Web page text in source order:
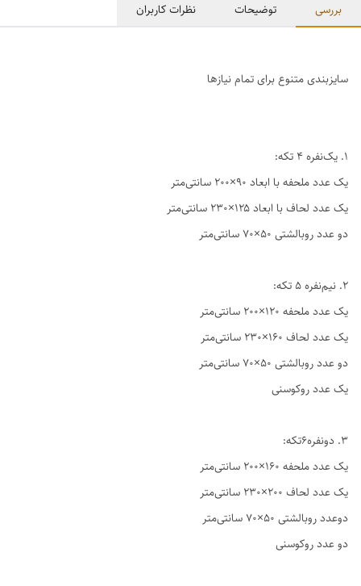
بررسی توضیحات نظرات کاربران
سایزبندی متنوع برای تمام نیازها
1. یک‌نفره ۴ تکه:
یک عدد ملحفه با ابعاد ۹۰×۲۰۰ سانتی‌متر
یک عدد لحاف با ابعاد ۱۲۵×۲۳۰ سانتی‌متر
دو عدد روبالشتی ۵۰×۷۰ سانتی‌متر
2. نیم‌نفره ۵ تکه:
یک عدد ملحفه ۱۲۰×۲۰۰ سانتی‌متر
یک عدد لحاف ۱۶۰×۲۳۰ سانتی‌متر
دو عدد روبالشتی ۵۰×۷۰ سانتی‌متر
یک عدد روکوسنی
3. دو‌نفره6تکه:
یک عدد ملحفه ۱۶۰×۲۰۰ سانتی‌متر
یک عدد لحاف ۲۰۰×۲۳۰ سانتی‌متر
دوعدد روبالشتی ۵۰×۷۰ سانتی‌متر
دو عدد روکوسنی